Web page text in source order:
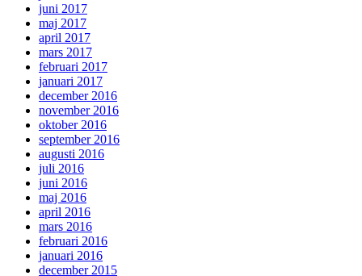
juni 2017
maj 2017
april 2017
mars 2017
februari 2017
januari 2017
december 2016
november 2016
oktober 2016
september 2016
augusti 2016
juli 2016
juni 2016
maj 2016
april 2016
mars 2016
februari 2016
januari 2016
december 2015